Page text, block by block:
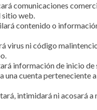
comunicaciones
sitio web.
contenido o
virus ni código
información de inicio de
una cuenta perteneciente
intimidará ni acosará a